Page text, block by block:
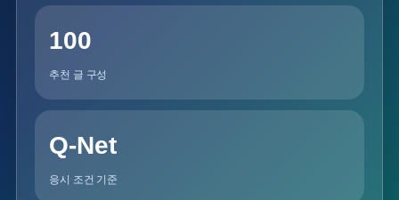
100
추천 글 구성
Q-Net
응시 조건 기준